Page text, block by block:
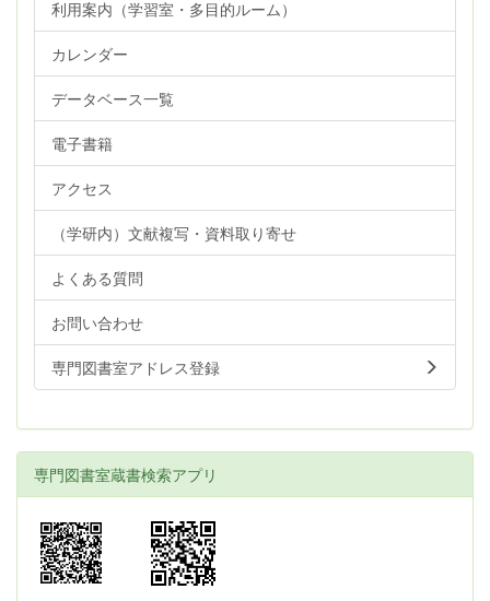
利用案内（学習室・多目的ルーム）
カレンダー
データベース一覧
電子書籍
アクセス
（学研内）文献複写・資料取り寄せ
よくある質問
お問い合わせ
専門図書室アドレス登録
専門図書室蔵書検索アプリ